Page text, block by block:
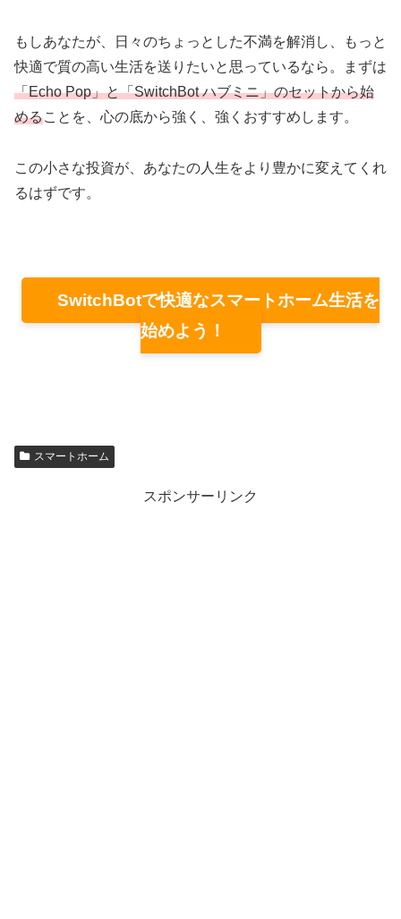
もしあなたが、日々のちょっとした不満を解消し、もっと
快適で質の高い生活を送りたいと思っているなら。まずは
「Echo Pop」と「SwitchBot ハブミニ」のセットから始
めることを、心の底から強く、強くおすすめします。
この小さな投資が、あなたの人生をより豊かに変えてくれ
るはずです。
SwitchBotで快適なスマートホーム生活を
始めよう！
スマートホーム
スポンサーリンク